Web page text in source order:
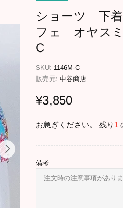
ショーツ 下
フェ オヤス
C
SKU: 1146M-C
販売元: 中谷商店
¥3,850
お急ぎください。 残り 1
備考